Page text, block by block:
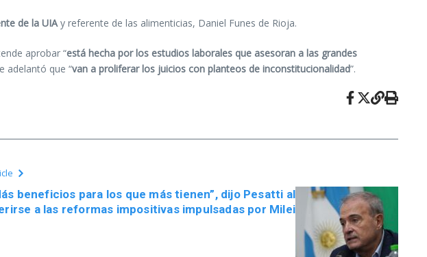
de la UIAy referente de las alimenticias, Daniel Funes de Rioja.
aprobar “está hecha por los estudios laborales que asesoran a las grandes
adelantó que “van a proliferar los juicios con planteos de inconstitucionalidad”.
beneficios para los que más tienen”, dijo Pesatti al
a las reformas impositivas impulsadas por Milei